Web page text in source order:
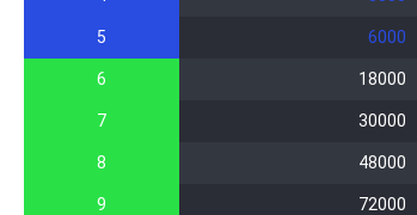
5 6000
6 18000
7 30000
8 48000
9 72000